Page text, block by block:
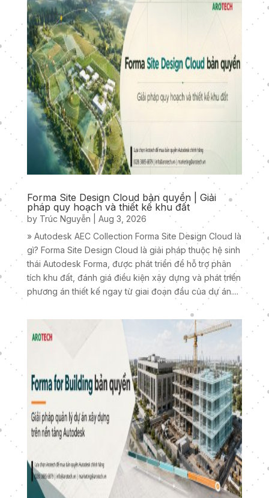
Forma Site Design Cloud bản quyền | Giải
pháp quy hoạch và thiết kế khu đất
by Trúc Nguyễn
Aug 3, 2026
» Autodesk AEC Collection Forma Site Design Cloud là
gì? Forma Site Design Cloud là giải pháp thuộc hệ sinh
thái Autodesk Forma, được phát triển để hỗ trợ phân
tích khu đất, đánh giá điều kiện xây dựng và phát triển
phương án thiết kế ngay từ giai đoạn đầu của dự án....